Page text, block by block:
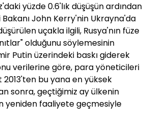
yüzde 0.6'lık düşüşün ardından
Bakanı John Kerry'nin Ukrayna'da
uçakla ilgili, Rusya'nın füze
olduğunu söylemesinin
Putin üzerindeki baskı giderek
verilerine göre, para yöneticileri
2013'ten bu yana en yüksek
sonra, geçtiğimiz ay ülkenin
yeniden faaliyete geçmesiyle